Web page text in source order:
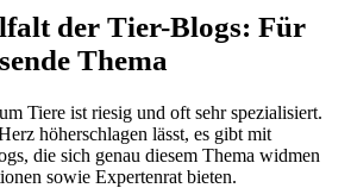
der Tier-Blogs: Für
Thema
Tiere ist riesig und oft sehr spezialisiert.
höherschlagen lässt, es gibt mit
die sich genau diesem Thema widmen
sowie Expertenrat bieten.